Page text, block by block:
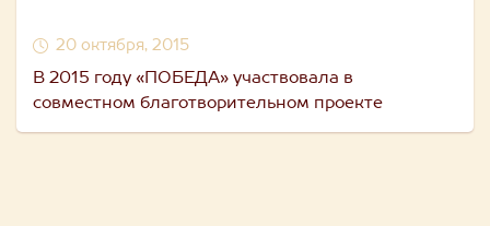
20 октября, 2015
В 2015 году «ПОБЕДА» участвовала в
совместном благотворительном проекте